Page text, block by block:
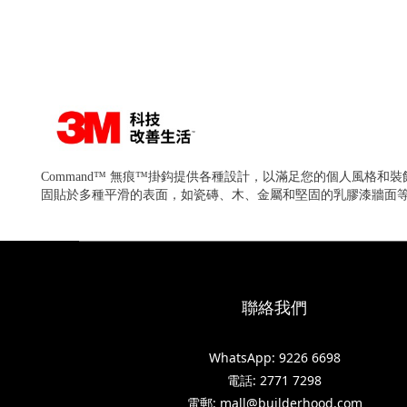
Command™ 無痕™掛鈎提供各種設計，以滿足您的個人風格和
固貼於多種平滑的表面，如瓷磚、木、金屬和堅固的乳膠漆牆
聯絡我們
WhatsApp: 9226 6698
電話: 2771 7298
電郵: mall@builderhood.com